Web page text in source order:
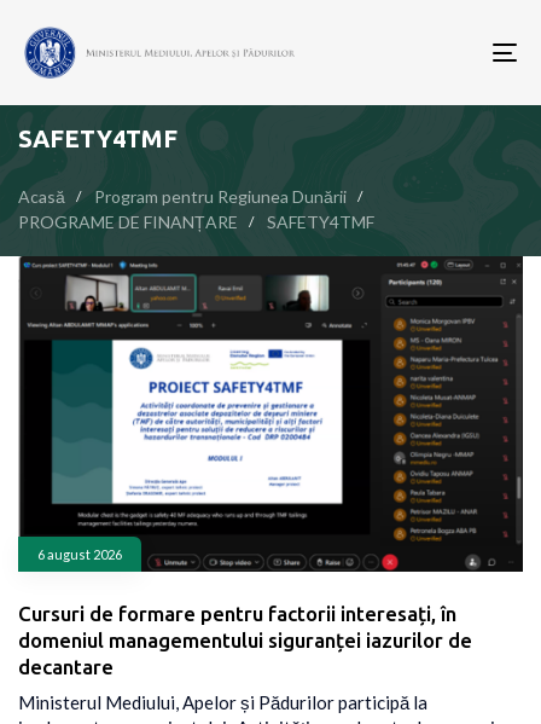
SAFETY4TMF
Acasă
Program pentru Regiunea Dunării
PROGRAME DE FINANȚARE
SAFETY4TMF
6 august 2026
Cursuri de formare pentru factorii interesați, în
domeniul managementului siguranței iazurilor de
decantare
Ministerul Mediului, Apelor și Pădurilor participă la